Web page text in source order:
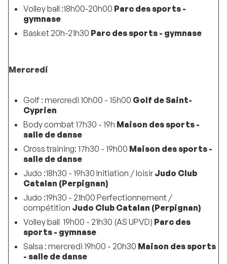
Volley ball :18h00-20h00 Parc des sports -
gymnase
Basket 20h-21h30 Parc des sports - gymnase
Mercredi
Golf : mercredi 10h00 - 15h00 Golf de Saint-
Cyprien
Body combat 17h30 - 19h Maison des sports -
salle de danse
Cross training: 17h30 - 19h00 Maison des sports -
salle de danse
Judo :18h30 - 19h30 Initiation / loisir Judo Club
Catalan (Perpignan)
Judo :19h30 - 21h00 Perfectionnement /
compétition Judo Club Catalan (Perpignan)
Volley ball 19h00 - 21h30 (AS UPVD) Parc des
sports - gymnase
Salsa : mercredi 19h00 - 20h30 Maison des sports
- salle de danse